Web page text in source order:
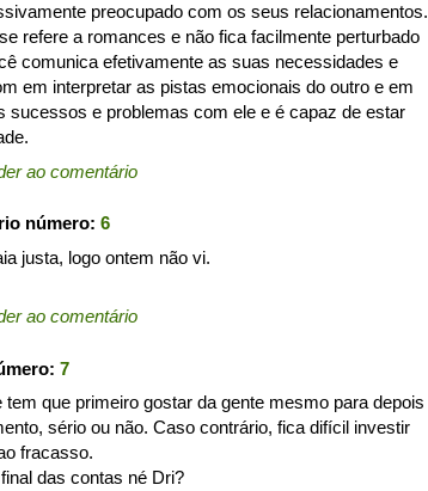
preocupado com os seus relacionamentos.
refere a romances e não fica facilmente perturbado
comunica efetivamente as suas necessidades e
em interpretar as pistas emocionais do outro e em
sucessos e problemas com ele e é capaz de estar
ao comentário
número: 6
justa, logo ontem não vi.
ao comentário
7
que primeiro gostar da gente mesmo para depois
sério ou não. Caso contrário, fica difícil investir
fracasso.
das contas né Dri?